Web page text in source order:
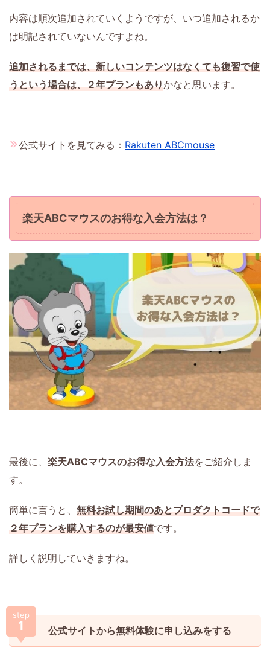
内容は順次追加されていくようですが、いつ追加されるか
は明記されていないんですよね。
追加されるまでは、新しいコンテンツはなくても復習で使
うという場合は、２年プランもありかなと思います。
公式サイトを見てみる： Rakuten ABCmouse
楽天ABCマウスのお得な入会方法は？
最後に、 楽天ABCマウスのお得な入会方法をご紹介しま
す。
簡単に言うと、 無料お試し期間のあとプロダクトコードで
２年プランを購入するのが最安値です。
詳しく説明していきますね。
step
1 公式サイトから無料体験に申し込みをする